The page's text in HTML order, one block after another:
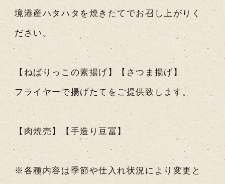
境港産ハタハタを焼きたてでお召し上がりく
ださい。
【ねばりっこの素揚げ】【さつま揚げ】
フライヤーで揚げたてをご提供致します。
【肉焼売】【手造り豆冨】
※各種内容は季節や仕入れ状況により変更と